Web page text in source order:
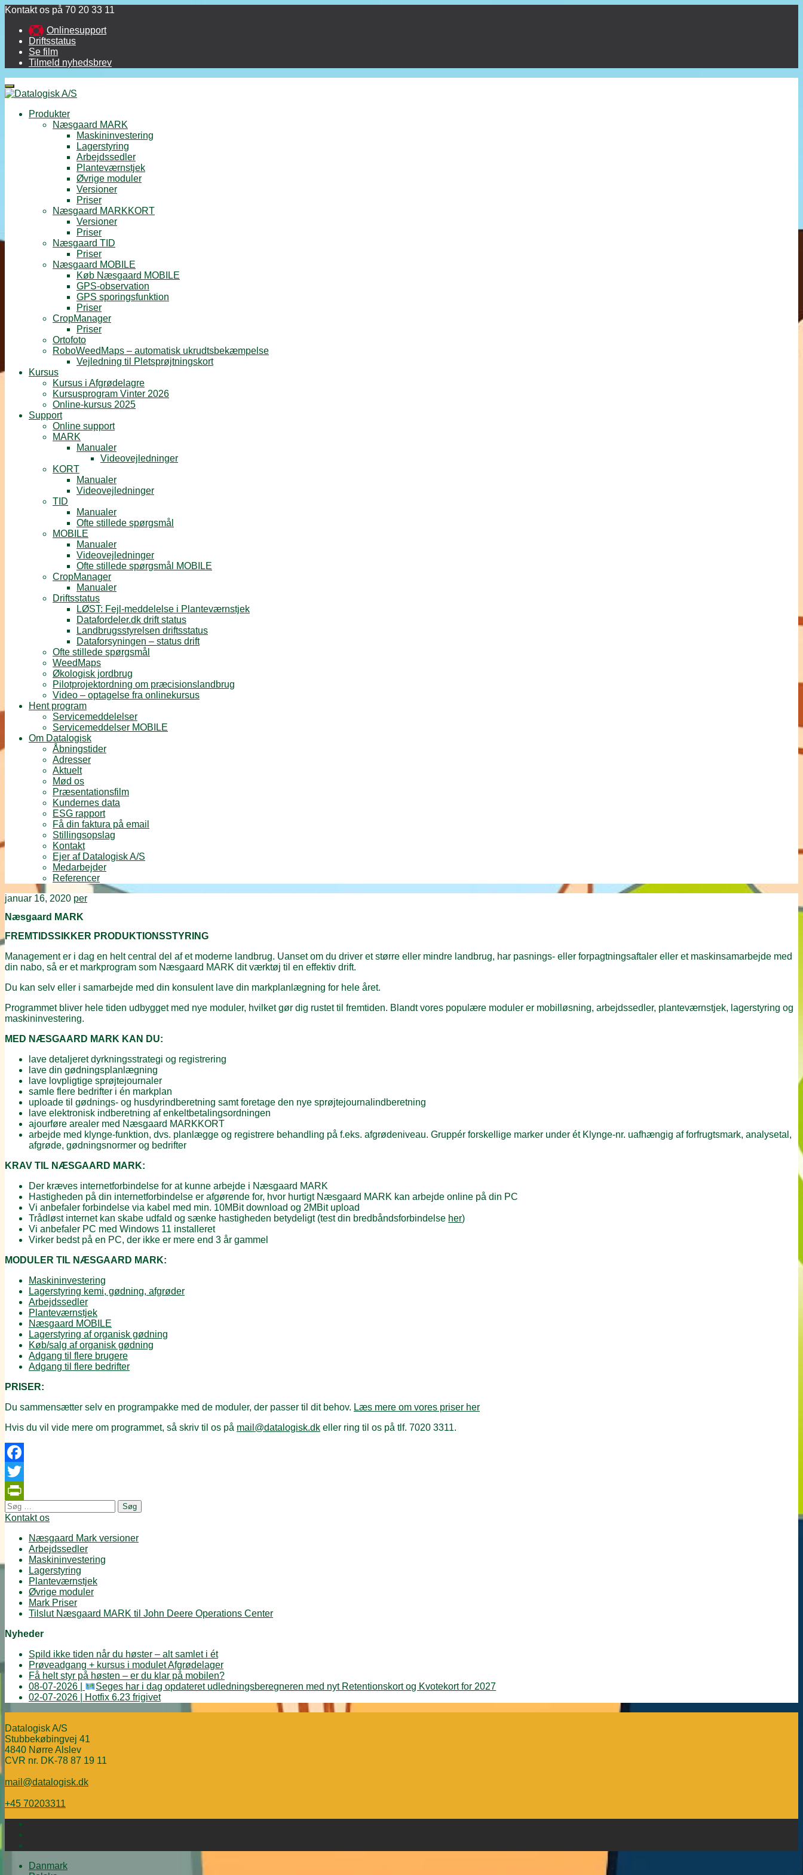
Kontakt os på 70 20 33 11
Onlinesupport
Driftsstatus
Se film
Tilmeld nyhedsbrev
Menu
Produkter
Næsgaard MARK
Maskininvestering
Lagerstyring
Arbejdssedler
Planteværnstjek
Øvrige moduler
Versioner
Priser
Næsgaard MARKKORT
Versioner
Priser
Næsgaard TID
Priser
Næsgaard MOBILE
Køb Næsgaard MOBILE
GPS-observation
GPS sporingsfunktion
Priser
CropManager
Priser
Ortofoto
RoboWeedMaps – automatisk ukrudtsbekæmpelse
Vejledning til Pletsprøjtningskort
Kursus
Kursus i Afgrødelagre
Kursusprogram Vinter 2026
Online-kursus 2025
Support
Online support
MARK
Manualer
Videovejledninger
KORT
Manualer
Videovejledninger
TID
Manualer
Ofte stillede spørgsmål
MOBILE
Manualer
Videovejledninger
Ofte stillede spørgsmål MOBILE
CropManager
Manualer
Driftsstatus
LØST: Fejl-meddelelse i Planteværnstjek
Datafordeler.dk drift status
Landbrugsstyrelsen driftsstatus
Dataforsyningen – status drift
Ofte stillede spørgsmål
WeedMaps
Økologisk jordbrug
Pilotprojektordning om præcisionslandbrug
Video – optagelse fra onlinekursus
Hent program
Servicemeddelelser
Servicemeddelser MOBILE
Om Datalogisk
Åbningstider
Adresser
Aktuelt
Mød os
Præsentationsfilm
Kundernes data
ESG rapport
Få din faktura på email
Stillingsopslag
Kontakt
Ejer af Datalogisk A/S
Medarbejder
Referencer
januar 16, 2020 per
Næsgaard MARK
FREMTIDSSIKKER PRODUKTIONSSTYRING
Management er i dag en helt central del af et moderne landbrug. Uanset om du driver et større eller mindre landbrug, har pasnings- eller forpagtningsaftaler eller et maskinsamarbejde med
din nabo, så er et markprogram som Næsgaard MARK dit værktøj til en effektiv drift.
Du kan selv eller i samarbejde med din konsulent lave din markplanlægning for hele året.
Programmet bliver hele tiden udbygget med nye moduler, hvilket gør dig rustet til fremtiden. Blandt vores populære moduler er mobilløsning, arbejdssedler, planteværnstjek, lagerstyring og
maskininvestering.
MED NÆSGAARD MARK KAN DU:
lave detaljeret dyrkningsstrategi og registrering
lave din gødningsplanlægning
lave lovpligtige sprøjtejournaler
samle flere bedrifter i én markplan
uploade til gødnings- og husdyrindberetning samt foretage den nye sprøjtejournalindberetning
lave elektronisk indberetning af enkeltbetalingsordningen
ajourføre arealer med Næsgaard MARKKORT
arbejde med klynge-funktion, dvs. planlægge og registrere behandling på f.eks. afgrødeniveau. Gruppér forskellige marker under ét Klynge-nr. uafhængig af forfrugtsmark, analysetal,
afgrøde, gødningsnormer og bedrifter
KRAV TIL NÆSGAARD MARK:
Der kræves internetforbindelse for at kunne arbejde i Næsgaard MARK
Hastigheden på din internetforbindelse er afgørende for, hvor hurtigt Næsgaard MARK kan arbejde online på din PC
Vi anbefaler forbindelse via kabel med min. 10MBit download og 2MBit upload
Trådløst internet kan skabe udfald og sænke hastigheden betydeligt (test din bredbåndsforbindelse her)
Vi anbefaler PC med Windows 11 installeret
Virker bedst på en PC, der ikke er mere end 3 år gammel
MODULER TIL NÆSGAARD MARK:
Maskininvestering
Lagerstyring kemi, gødning, afgrøder
Arbejdssedler
Planteværnstjek
Næsgaard MOBILE
Lagerstyring af organisk gødning
Køb/salg af organisk gødning
Adgang til flere brugere
Adgang til flere bedrifter
PRISER:
Du sammensætter selv en programpakke med de moduler, der passer til dit behov. Læs mere om vores priser her
Hvis du vil vide mere om programmet, så skriv til os på mail@datalogisk.dk eller ring til os på tlf. 7020 3311.
Facebook
Twitter
PrintFriendly
Søg
efter:
Kontakt os
Næsgaard Mark versioner
Arbejdssedler
Maskininvestering
Lagerstyring
Planteværnstjek
Øvrige moduler
Mark Priser
Tilslut Næsgaard MARK til John Deere Operations Center
Nyheder
Spild ikke tiden når du høster – alt samlet i ét
Prøveadgang + kursus i modulet Afgrødelager
Få helt styr på høsten – er du klar på mobilen?
08-07-2026 |
Seges har i dag opdateret udledningsberegneren med nyt Retentionskort og Kvotekort for 2027
02-07-2026 | Hotfix 6.23 frigivet
Datalogisk A/S
Stubbekøbingvej 41
4840 Nørre Alslev
CVR nr. DK-78 87 19 11
mail@datalogisk.dk
+45 70203311
Danmark